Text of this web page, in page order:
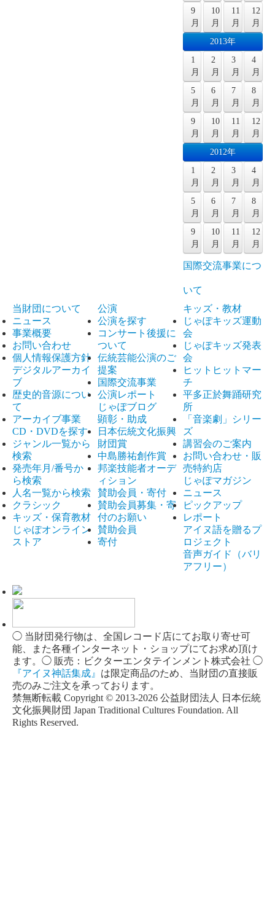
9
月
10
月
11
月
12
月
2013年
1
月
2
月
3
月
4
月
5
月
6
月
7
月
8
月
9
月
10
月
11
月
12
月
2012年
1
月
2
月
3
月
4
月
5
月
6
月
7
月
8
月
9
月
10
月
11
月
12
月
国際交流事業につ
いて
当財団について
ニュース
事業概要
お問い合わせ
個人情報保護方針
デジタルアーカイ
ブ
歴史的音源につい
て
アーカイブ事業
CD・DVDを探す
ジャンル一覧から
検索
発売年月/番号か
ら検索
人名一覧から検索
クラシック
キッズ・保育教材
じゃぽオンライン
ストア
公演
公演を探す
コンサート後援に
ついて
伝統芸能公演のご
提案
国際交流事業
公演レポート
じゃぽブログ
顕彰・助成
日本伝統文化振興
財団賞
中島勝祐創作賞
邦楽技能者オーデ
ィション
賛助会員・寄付
賛助会員募集・寄
付のお願い
賛助会員
寄付
キッズ・教材
じゃぽキッズ運動
会
じゃぽキッズ発表
会
ヒットヒットマー
チ
平多正於舞踊研究
所
「音楽劇」シリー
ズ
講習会のご案内
お問い合わせ・販
売特約店
じゃぽマガジン
ニュース
ピックアップ
レポート
アイヌ語を贈るプ
ロジェクト
音声ガイド（バリ
アフリー）
◯ 当財団発行物は、全国レコード店にてお取り寄せ可
能、また各種インターネット・ショップにてお求め頂け
ます。◯ 販売：ビクターエンタテインメント株式会社 ◯
『アイヌ神話集成』 は限定商品のため、当財団の直接販
売のみご注文を承っております。
禁無断転載 Copyright © 2013-2026 公益財団法人 日本伝統
文化振興財団 Japan Traditional Cultures Foundation. All
Rights Reserved.